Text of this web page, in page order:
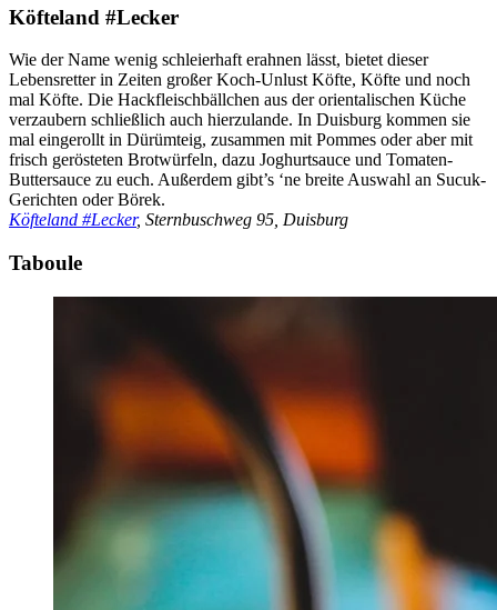
Köfteland #Lecker
Wie der Name wenig schleierhaft erahnen lässt, bietet dieser
Lebensretter in Zeiten großer Koch-Unlust Köfte, Köfte und noch
mal Köfte. Die Hackfleischbällchen aus der orientalischen Küche
verzaubern schließlich auch hierzulande. In Duisburg kommen sie
mal eingerollt in Dürümteig, zusammen mit Pommes oder aber mit
frisch gerösteten Brotwürfeln, dazu Joghurtsauce und Tomaten-
Buttersauce zu euch. Außerdem gibt’s ‘ne breite Auswahl an Sucuk-
Gerichten oder Börek.
Köfteland #Lecker, Sternbuschweg 95, Duisburg
Taboule